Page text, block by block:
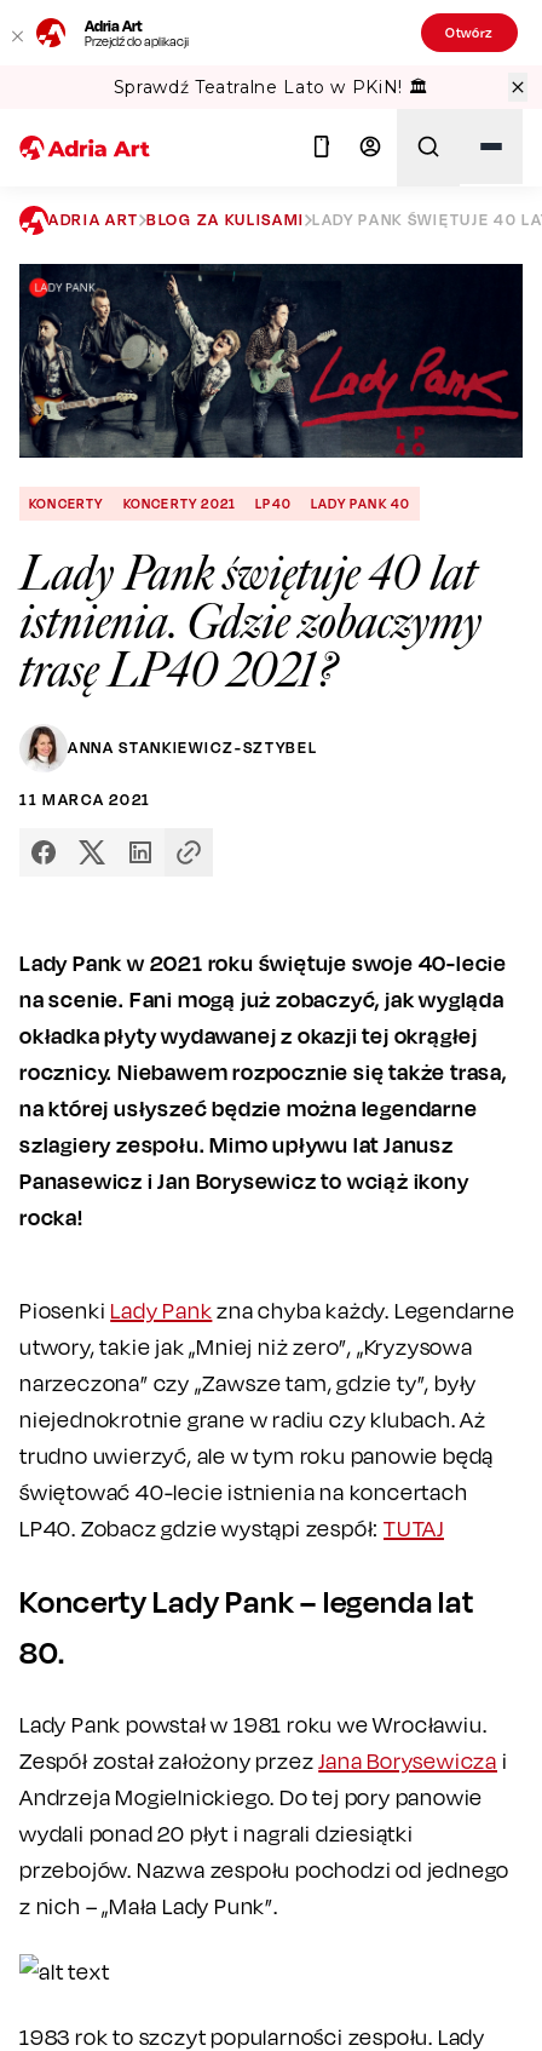
Adria Art
Przejdź do aplikacji Otwórz
Sprawdź Teatralne Lato w PKiN! 🏛️
Szukaj
ADRIA ART BLOG ZA KULISAMI LADY PANK ŚWIĘTUJE 40
KONCERTY KONCERTY 2021 LP40 LADY PANK 40
Lady Pank świętuje 40 lat
istnienia. Gdzie zobaczymy
trasę LP40 2021?
ANNA STANKIEWICZ-SZTYBEL
11 MARCA 2021
Lady Pank w 2021 roku świętuje swoje 40-lecie
na scenie. Fani mogą już zobaczyć, jak wygląda
okładka płyty wydawanej z okazji tej okrągłej
rocznicy. Niebawem rozpocznie się także trasa,
na której usłyszeć będzie można legendarne
szlagiery zespołu. Mimo upływu lat Janusz
Panasewicz i Jan Borysewicz to wciąż ikony
rocka!
Piosenki Lady Pankzna chyba każdy. Legendarne
utwory, takie jak „Mniej niż zero”, „Kryzysowa
narzeczona” czy „Zawsze tam, gdzie ty”, były
niejednokrotnie grane w radiu czy klubach. Aż
trudno uwierzyć, ale w tym roku panowie będą
świętować 40-lecie istnienia na koncertach
LP40. Zobacz gdzie wystąpi zespół: TUTAJ
Koncerty Lady Pank – legenda lat
80.
Lady Pank powstał w 1981 roku we Wrocławiu.
Zespół został założony przezJana Borysewicza i
Andrzeja Mogielnickiego. Do tej pory panowie
wydali ponad 20 płyt i nagrali dziesiątki
przebojów. Nazwa zespołu pochodzi od jednego
z nich – „Mała Lady Punk”.
1983 rok to szczyt popularności zespołu. Lady